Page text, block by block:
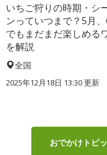
いちご狩りの時期・シ
ンっていつまで？5月、
でもまだまだ楽しめる
を解説
全国
2025年12月18日 13:30 更新
おでかけトピ